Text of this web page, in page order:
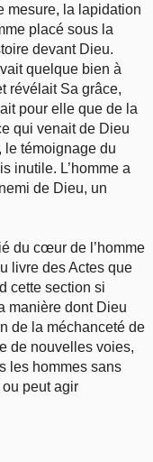
mesure, la lapidation
placé sous la
devant Dieu.
quelque bien à
révélait Sa grâce,
pour elle que de la
qui venait de Dieu
témoignage du
inutile. L’homme a
de Dieu, un
du cœur de l’homme
livre des Actes que
cette section si
manière dont Dieu
de la méchanceté de
de nouvelles voies,
les hommes sans
peut agir